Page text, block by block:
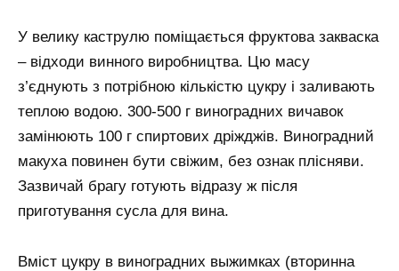
У велику каструлю поміщається фруктова закваска
– відходи винного виробництва. Цю масу
з’єднують з потрібною кількістю цукру і заливають
теплою водою. 300-500 г виноградних вичавок
замінюють 100 г спиртових дріжджів. Виноградний
макуха повинен бути свіжим, без ознак плісняви.
Зазвичай брагу готують відразу ж після
приготування сусла для вина.
Вміст цукру в виноградних выжимках (вторинна